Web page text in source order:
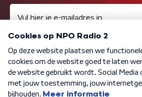
Algemene voorwaarden